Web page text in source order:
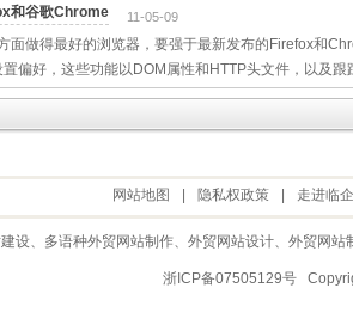
和谷歌Chrome 11-05-09
面做得最好的浏览器，要强于最新发布的Firefox和
偏好，这些功能以DOM属性和HTTP头文件，以及跟
网站地图 隐私权政策 走进临企
设、多语种外贸网站制作、 外贸网站设计、 外贸网站
浙ICP备07505129号